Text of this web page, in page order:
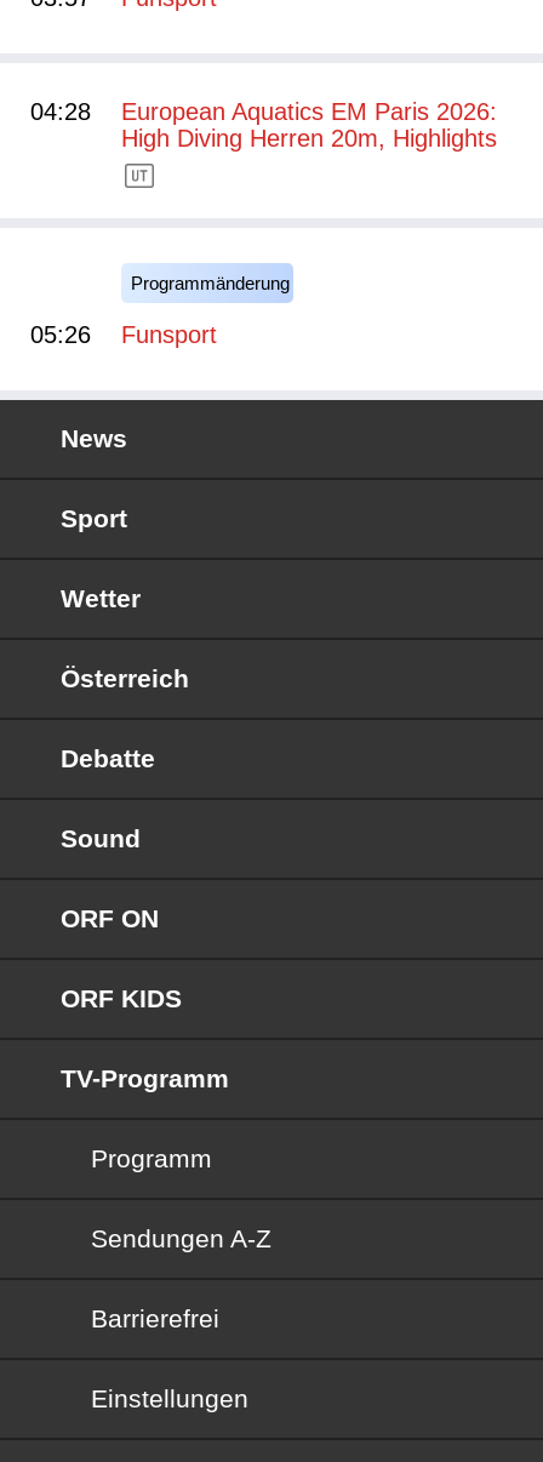
04:28
European Aquatics EM Paris 2026:
High Diving Herren 20m, Highlights
Programmänderung
05:26 Funsport
News
Sport
Wetter
Österreich
Debatte
Sound
ORF ON
ORF KIDS
TV-Programm
Programm
Sendungen von A bis Z
Sendungen A-Z
Barrierefrei
Barrierefrei
Einstellungen